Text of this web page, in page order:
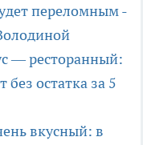
переломным -
— ресторанный:
остатка за 5
вкусный: в